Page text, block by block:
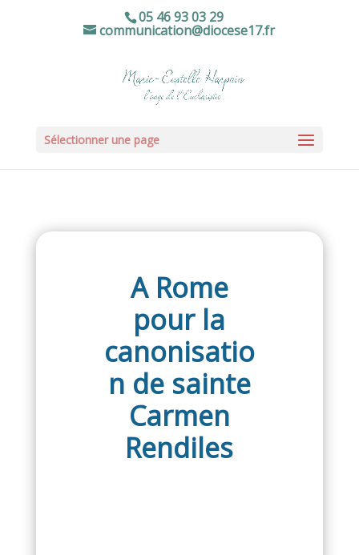
05 46 93 03 29
communication@diocese17.fr
Sélectionner une page
A Rome
pour la
canonisatio
n de sainte
Carmen
Rendiles